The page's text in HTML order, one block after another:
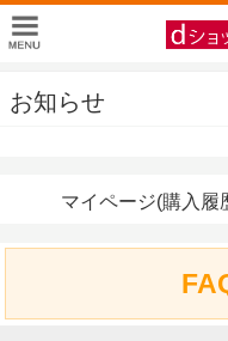
お知らせ
マイページ(購入履